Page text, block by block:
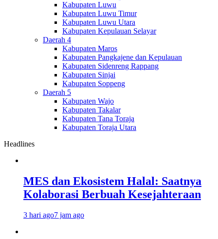
Kabupaten Luwu
Kabupaten Luwu Timur
Kabupaten Luwu Utara
Kabupaten Kepulauan Selayar
Daerah 4
Kabupaten Maros
Kabupaten Pangkajene dan Kepulauan
Kabupaten Sidenreng Rappang
Kabupaten Sinjai
Kabupaten Soppeng
Daerah 5
Kabupaten Wajo
Kabupaten Takalar
Kabupaten Tana Toraja
Kabupaten Toraja Utara
Headlines
MES dan Ekosistem Halal: Saatnya
Kolaborasi Berbuah Kesejahteraan
3 hari ago7 jam ago